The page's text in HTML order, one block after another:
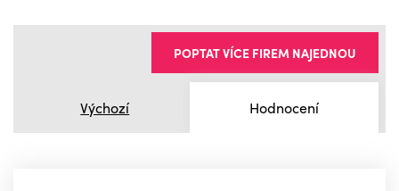
Výchozí Hodnocení
POPTAT VÍCE FIREM NAJEDNOU